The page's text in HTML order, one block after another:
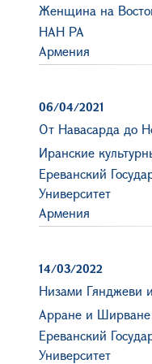
Женщина на
НАН РА
Армения
06/04/2021
От Навасарда до
Иранские
Ереванский
Университет
Армения
14/03/2022
Низами Гянджеви
Арране и Ширване
Ереванский
Университет